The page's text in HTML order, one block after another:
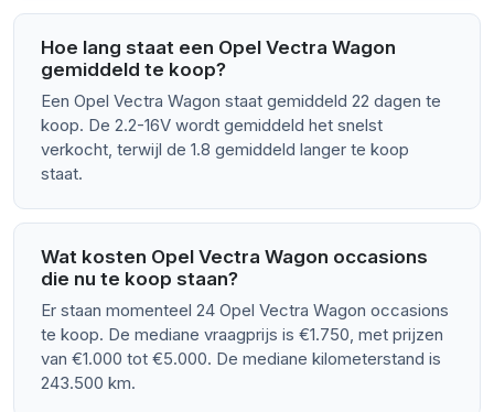
Hoe lang staat een Opel Vectra Wagon
gemiddeld te koop?
Een Opel Vectra Wagon staat gemiddeld 22 dagen te
koop. De 2.2-16V wordt gemiddeld het snelst
verkocht, terwijl de 1.8 gemiddeld langer te koop
staat.
Wat kosten Opel Vectra Wagon occasions
die nu te koop staan?
Er staan momenteel 24 Opel Vectra Wagon occasions
te koop. De mediane vraagprijs is €1.750, met prijzen
van €1.000 tot €5.000. De mediane kilometerstand is
243.500 km.